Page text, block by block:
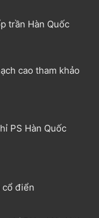
trần Hàn Quốc
cao tham khảo
PS Hàn Quốc
cổ điển